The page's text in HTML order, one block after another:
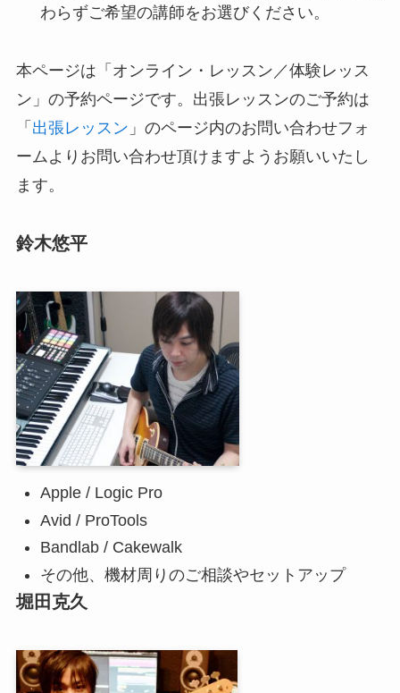
わらずご希望の講師をお選びください。
本ページは「オンライン・レッスン／体験レッス
ン」の予約ページです。出張レッスンのご予約は
「 出張レッスン 」のページ内のお問い合わせフォ
ームよりお問い合わせ頂けますようお願いいたし
ます。
鈴木悠平
Apple / Logic Pro
Avid / ProTools
Bandlab / Cakewalk
その他、機材周りのご相談やセットアップ
堀田克久